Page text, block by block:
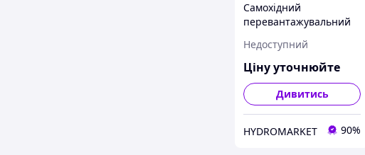
Самохідний
перевантажувальний
Недоступний
Ціну уточнюйте
Дивитись
HYDROMARKET 90%